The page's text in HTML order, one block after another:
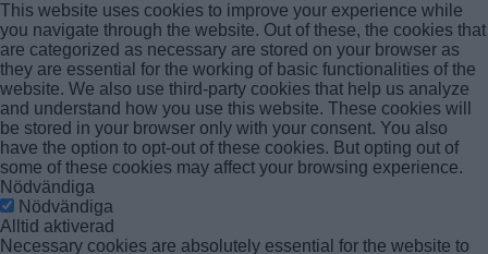
This website uses cookies to improve your experience while
you navigate through the website. Out of these, the cookies that
are categorized as necessary are stored on your browser as
they are essential for the working of basic functionalities of the
website. We also use third-party cookies that help us analyze
and understand how you use this website. These cookies will
be stored in your browser only with your consent. You also
have the option to opt-out of these cookies. But opting out of
some of these cookies may affect your browsing experience.
Nödvändiga
Nödvändiga
Alltid aktiverad
Necessary cookies are absolutely essential for the website to